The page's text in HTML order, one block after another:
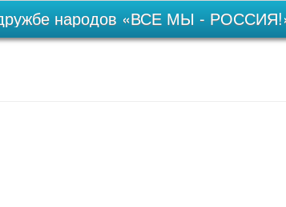
народов «ВСЕ МЫ -